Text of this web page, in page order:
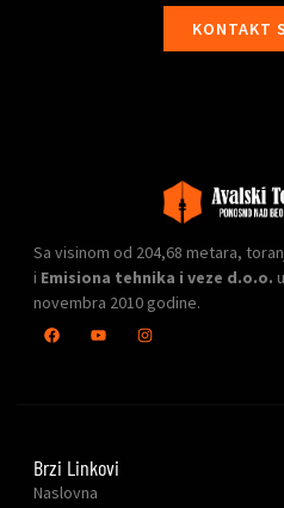
KONTAKT
Sa visinom od 204,68 metara,
i Emisiona tehnika i veze d.o.o.
novembra 2010 godine.
Brzi Linkovi
Naslovna